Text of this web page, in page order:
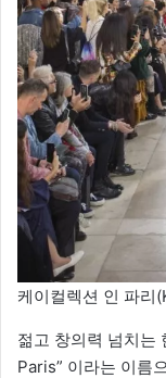
케이컬렉션 인 파
젊고 창의력 넘치는
Paris” 이라는 이름